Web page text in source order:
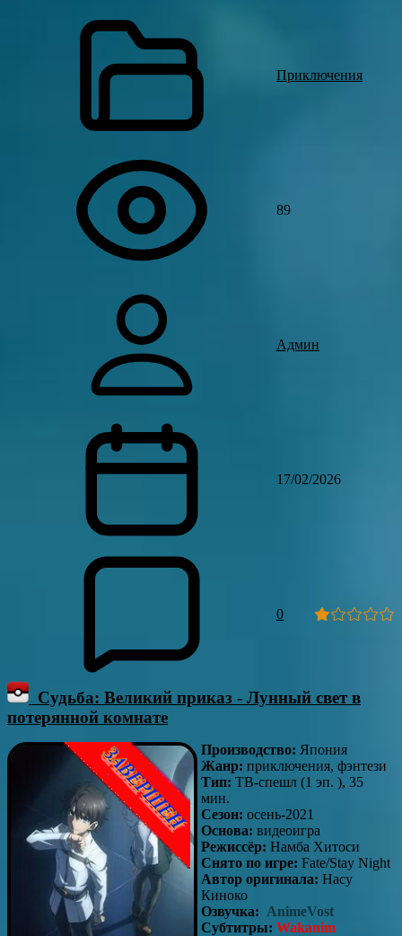
Приключения
89
Админ
17/02/2026
0
Судьба: Великий приказ - Лунный свет в
потерянной комнате
Производство: Япония
Жанр: приключения, фэнтези
Тип: ТВ-спешл (1 эп. ), 35
мин.
Сезон: осень-2021
Основа: видеоигра
Режиссёр: Намба Хитоси
Снято по игре: Fate/Stay Night
Автор оригинала: Насу
Киноко
Озвучка: AnimeVost
Субтитры: Wakanim